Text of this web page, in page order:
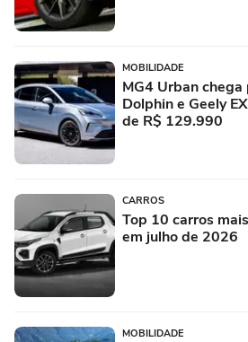
MOBILIDADE
MG4 Urban
Dolphin e Geely
de R$ 129.990
CARROS
Top 10 carros
em julho de 2026
MOBILIDADE